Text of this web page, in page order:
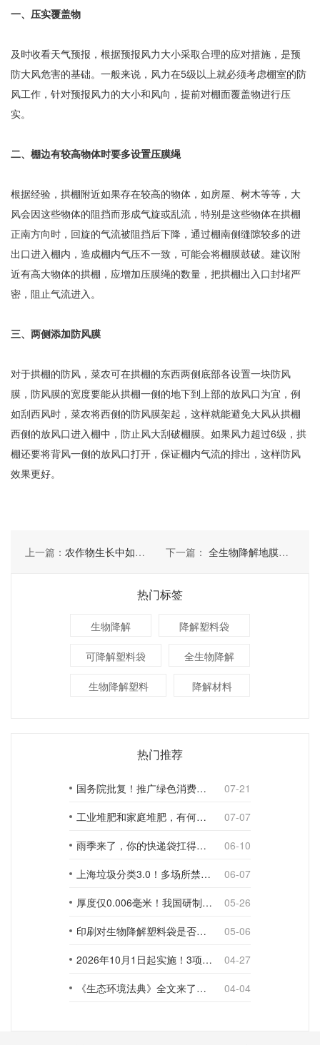
一、压实覆盖物
及时收看天气预报，根据预报风力大小采取合理的应对措施，是预
防大风危害的基础。一般来说，风力在5级以上就必须考虑棚室的防
风工作，针对预报风力的大小和风向，提前对棚面覆盖物进行压
实。
二、棚边有较高物体时要多设置压膜绳
根据经验，拱棚附近如果存在较高的物体，如房屋、树木等等，大
风会因这些物体的阻挡而形成气旋或乱流，特别是这些物体在拱棚
正南方向时，回旋的气流被阻挡后下降，通过棚南侧缝隙较多的进
出口进入棚内，造成棚内气压不一致，可能会将棚膜鼓破。建议附
近有高大物体的拱棚，应增加压膜绳的数量，把拱棚出入口封堵严
密，阻止气流进入。
三、两侧添加防风膜
对于拱棚的防风，菜农可在拱棚的东西两侧底部各设置一块防风
膜，防风膜的宽度要能从拱棚一侧的地下到上部的放风口为宜，例
如刮西风时，菜农将西侧的防风膜架起，这样就能避免大风从拱棚
西侧的放风口进入棚中，防止风大刮破棚膜。如果风力超过6级，拱
棚还要将背风一侧的放风口打开，保证棚内气流的排出，这样防风
效果更好。
上一篇： 农作物生长中如何选择适合的地膜 下一篇： 全生物降解地膜在农作物中使用的作用
热门标签
生物降解 降解塑料袋
可降解塑料袋 全生物降解
生物降解塑料 降解材料
热门推荐
国务院批复！推广绿色消费，引导使用环保可降解包装材料
07-21
工业堆肥和家庭堆肥，有何不同？
07-07
雨季来了，你的快递袋扛得住吗？
06-10
上海垃圾分类3.0！多场所禁止使用一次性塑料袋；推动快递包装绿色转型
06-07
厚度仅0.006毫米！我国研制出超薄型全生物降解渗水地膜
05-26
印刷对生物降解塑料袋是否构成影响？
05-06
2026年10月1日起实施！3项生物降解能力检测新国标
04-27
《生态环境法典》全文来了！降解材料、生物基应用与包装环保规范
04-04